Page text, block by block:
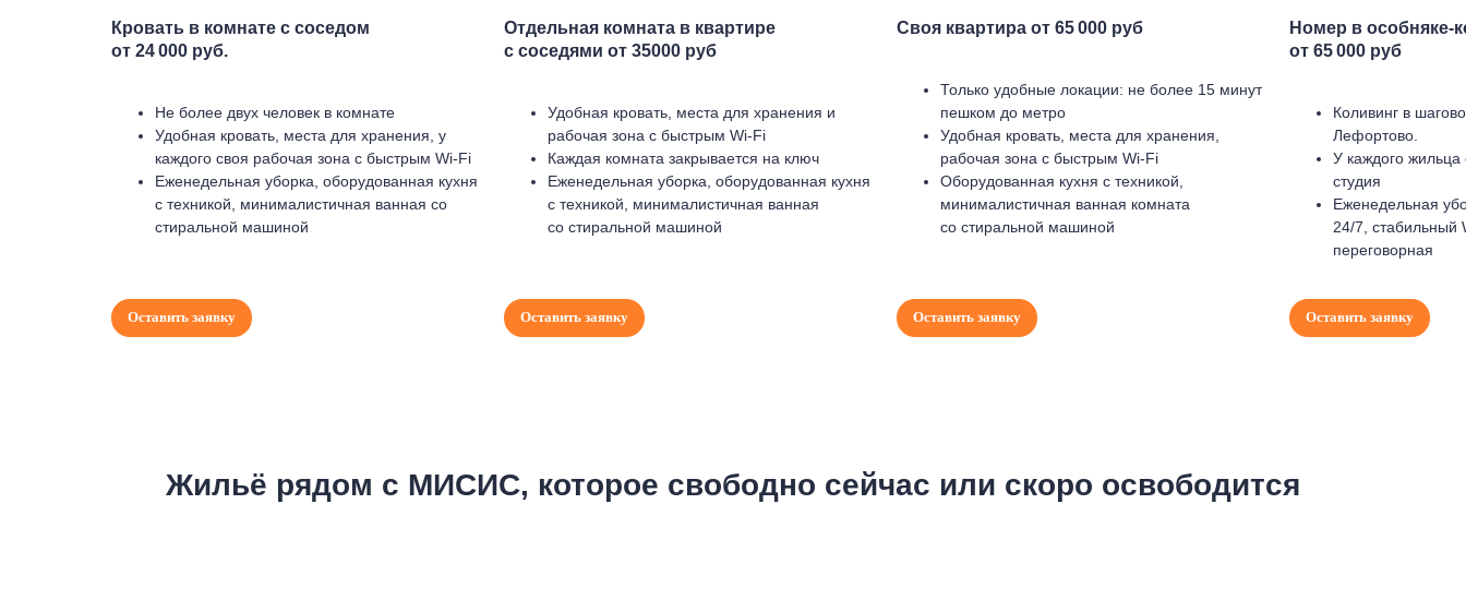
Кровать в комнате с соседом
от 24 000 руб.
Не более двух человек в комнате
Удобная кровать, места для хранения, у
каждого своя рабочая зона с быстрым Wi-Fi
Еженедельная уборка, оборудованная кухня
с техникой, минималистичная ванная со
стиральной машиной
Оставить заявку
Отдельная комната в квартире
с соседями от 35000 руб
Удобная кровать, места для хранения и
рабочая зона с быстрым Wi-Fi
Каждая комната закрывается на ключ
Еженедельная уборка, оборудованная кухня
с техникой, минималистичная ванная
со стиральной машиной
Оставить заявку
Своя квартира от 65 000 руб
Только удобные локации: не более 15 минут
пешком до метро
Удобная кровать, места для хранения,
рабочая зона с быстрым Wi-Fi
Оборудованная кухня с техникой,
минималистичная ванная комната
со стиральной машиной
Оставить заявку
Номер в особняке-
от 65 000 руб
Коливинг в
Лефортово.
У каждого жильца
студия
Еженедельная
24/7, стабильный
переговорная
Оставить заявку
Жильё рядом с МИСИС, которое свободно сейчас или скоро освободится